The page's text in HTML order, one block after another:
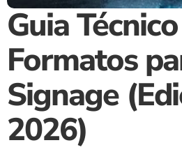
Guia
Formatos
Signage
2026)